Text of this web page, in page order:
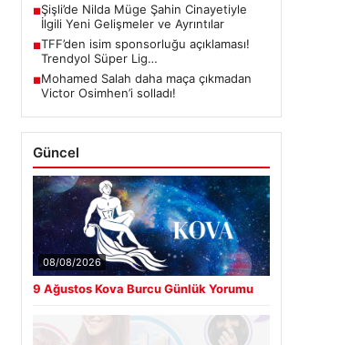
■Şişli’de Nilda Müge Şahin Cinayetiyle
İlgili Yeni Gelişmeler ve Ayrıntılar
■TFF’den isim sponsorluğu açıklaması!
Trendyol Süper Lig…
■Mohamed Salah daha maça çıkmadan
Victor Osimhen’i solladı!
Güncel
08/08/2026
9 Ağustos Kova Burcu Günlük Yorumu